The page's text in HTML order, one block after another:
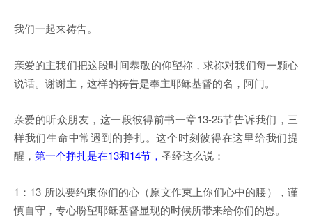
我们一起来祷告。
亲爱的主我们把这段时间恭敬的仰望祢，求祢对我们每一颗心
说话。谢谢主，这样的祷告是奉主耶稣基督的名，阿门。
亲爱的听众朋友，这一段彼得前书一章13-25节告诉我们，三
样我们生命中常遇到的挣扎。这个时刻彼得在这里给我们提
醒， 第一个挣扎是在13和14节， 圣经这么说：
1：13 所以要约束你们的心（原文作束上你们心中的腰），谨
慎自守，专心盼望耶稣基督显现的时候所带来给你们的恩。